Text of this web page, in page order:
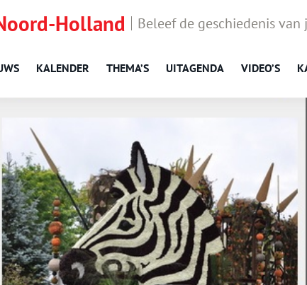
Holland Beleef de geschiedenis
KALENDER THEMA’S UITAGENDA VIDEO’S